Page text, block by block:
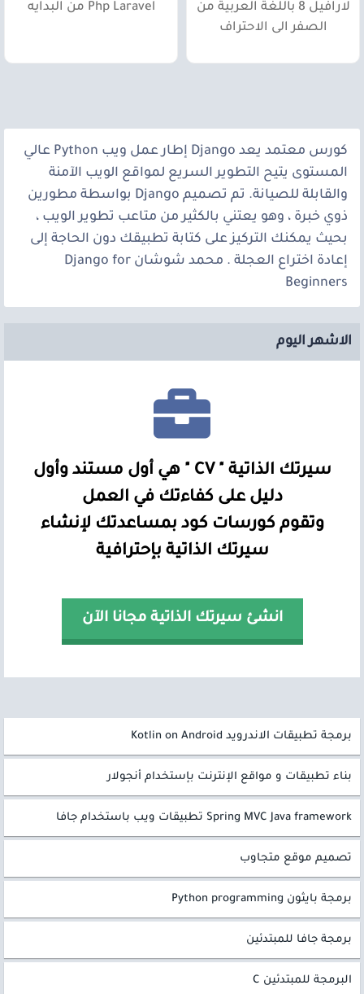
لارافيل 8 باللغة العربية من
الصفر الى الاحتراف
Php Laravel من البدايه
كورس معتمد يعد Django إطار عمل ويب Python عالي
المستوى يتيح التطوير السريع لمواقع الويب الآمنة
والقابلة للصيانة. تم تصميم Django بواسطة مطورين
ذوي خبرة ، وهو يعتني بالكثير من متاعب تطوير الويب ،
بحيث يمكنك التركيز على كتابة تطبيقك دون الحاجة إلى
إعادة اختراع العجلة . محمد شوشان Django for
Beginners
الاشهر اليوم
سيرتك الذاتية " CV " هي أول مستند وأول
دليل على كفاءتك في العمل
وتقوم كورسات كود بمساعدتك لإنشاء
سيرتك الذاتية بإحترافية
انشئ سيرتك الذاتية مجانا الآن
برمجة تطبيقات الاندرويد Kotlin on Android
بناء تطبيقات و مواقع الإنترنت بإستخدام أنجولار
Spring MVC Java framework تطبيقات ويب باستخدام جافا
تصميم موقع متجاوب
برمجة بايثون Python programming
برمجة جافا للمبتدئين
البرمجة للمبتدئين C